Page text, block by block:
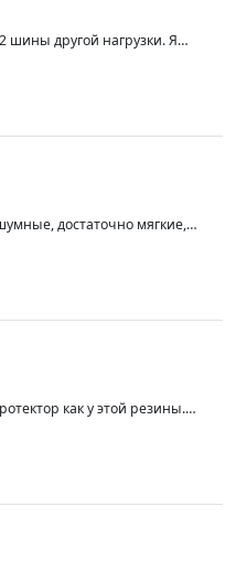
шины другой нагрузки. Я
205/55 R16 91V.
достаточно мягкие,
как у этой резины.